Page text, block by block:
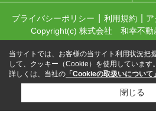
プライバシーポリシー 利用規約
Copyright(c) 株式会社 和幸不動
当サイトでは、お客様の当サイト利用状況把
して、クッキー（Cookie）を使用しています。
詳しくは、当社の 「Cookieの取扱いについて」
閉じる